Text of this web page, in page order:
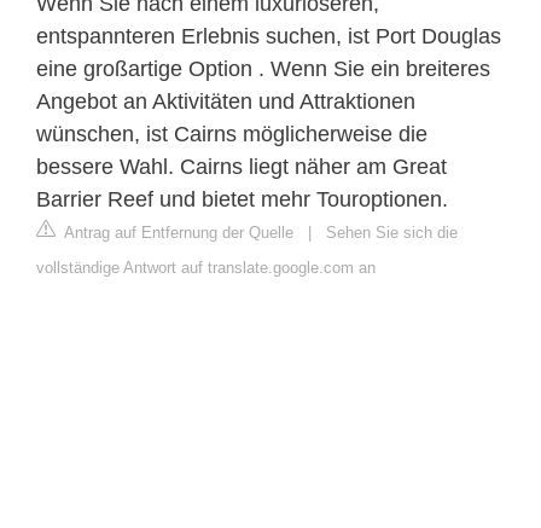
entspannteren Erlebnis suchen, ist Port Douglas
eine großartige Option . Wenn Sie ein breiteres
Angebot an Aktivitäten und Attraktionen
wünschen, ist Cairns möglicherweise die
bessere Wahl. Cairns liegt näher am Great
Barrier Reef und bietet mehr Touroptionen.
Antrag auf Entfernung der Quelle | Sehen Sie sich die
vollständige Antwort auf translate.google.com an